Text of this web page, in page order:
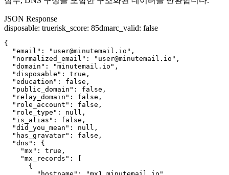
JSON Response
disposable: truerisk_score: 85dmarc_valid: false
{
  "email": "user@minutemail.io",
  "normalized_email": "user@minutemail.io",
  "domain": "minutemail.io",
  "disposable": true,
  "education": false,
  "public_domain": false,
  "relay_domain": false,
  "role_account": false,
  "role_type": null,
  "is_alias": false,
  "did_you_mean": null,
  "has_gravatar": false,
  "dns": {
    "mx": true,
    "mx_records": [
      {